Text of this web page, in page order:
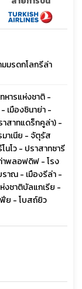
มรดกโลกรีล่า
หารแห่งชาติ -
เมืองซินาย่า -
าสาทแดร็กคูล่า) -
มาเนีย - จัตุรัส
นโว - ปราสาทซารี
าพลอฟดิฟ - โรง
ราณ - เมืองรีล่า -
งชาติบัลแกเรีย -
ฟีย - โบสถ์ยิว